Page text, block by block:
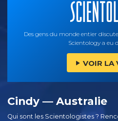
Des gens du monde entier
Scientology a eu
VOIR LA
Cindy — Australie
Qui sont les Scientologistes ?